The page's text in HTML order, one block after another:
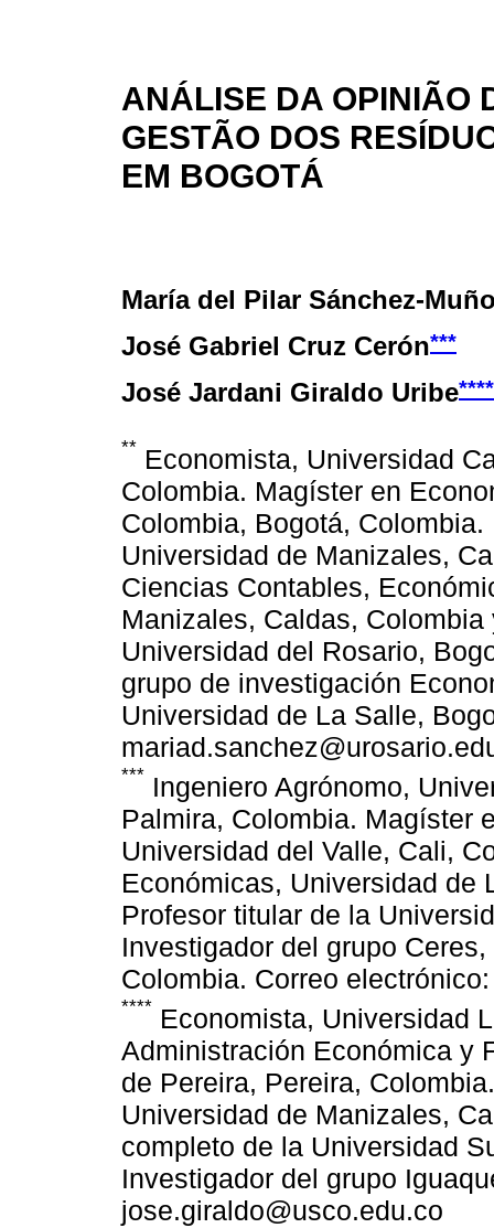
ANÁLISE DA OPINIÃO
GESTÃO DOS
EM BOGOTÁ
María del Pilar Sánchez-
José Gabriel Cruz Cerón***
José Jardani Giraldo Uribe****
** Economista, Universidad
Colombia. Magíster en
Colombia, Bogotá,
Universidad de Manizales,
Ciencias Contables,
Manizales, Caldas,
Universidad del Rosario,
grupo de investigación
Universidad de La Salle,
*** Ingeniero Agrónomo,
Palmira, Colombia. Magíster
Universidad del Valle, Cali,
Económicas, Universidad de
Profesor titular de la
Investigador del grupo
Colombia. Correo
**** Economista, Universidad
Administración Económica y
de Pereira, Pereira,
Universidad de Manizales,
completo de la Universidad
Investigador del grupo
jose.giraldo@usco.edu.co